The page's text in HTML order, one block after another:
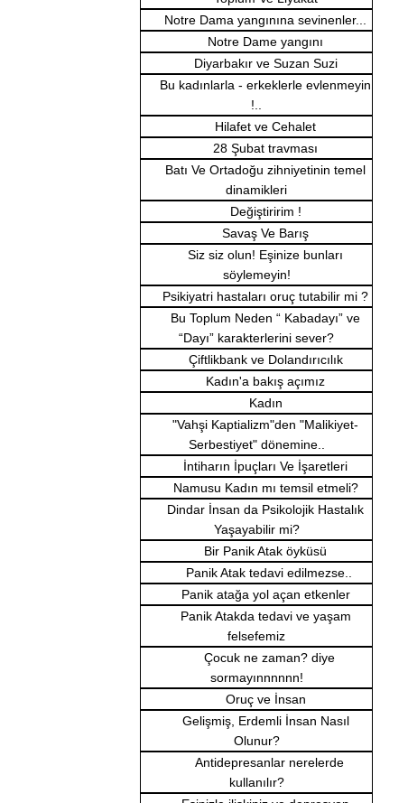
Notre Dama yangınına sevinenler...
Notre Dame yangını
Diyarbakır ve Suzan Suzi
Bu kadınlarla - erkeklerle evlenmeyin
!..
Hilafet ve Cehalet
28 Şubat travması
Batı Ve Ortadoğu zihniyetinin temel
dinamikleri
Değiştiririm !
Savaş Ve Barış
Siz siz olun! Eşinize bunları
söylemeyin!
Psikiyatri hastaları oruç tutabilir mi ?
Bu Toplum Neden “ Kabadayı” ve
“Dayı” karakterlerini sever?
Çiftlikbank ve Dolandırıcılık
Kadın'a bakış açımız
Kadın
"Vahşi Kaptializm"den "Malikiyet-
Serbestiyet" dönemine..
İntiharın İpuçları Ve İşaretleri
Namusu Kadın mı temsil etmeli?
Dindar İnsan da Psikolojik Hastalık
Yaşayabilir mi?
Bir Panik Atak öyküsü
Panik Atak tedavi edilmezse..
Panik atağa yol açan etkenler
Panik Atakda tedavi ve yaşam
felsefemiz
Çocuk ne zaman? diye
sormayınnnnnn!
Oruç ve İnsan
Gelişmiş, Erdemli İnsan Nasıl
Olunur?
Antidepresanlar nerelerde
kullanılır?